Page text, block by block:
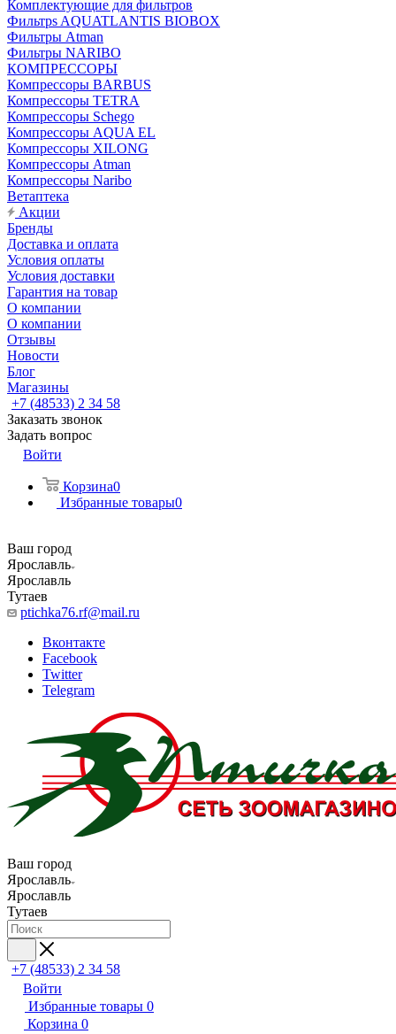
Комплектующие для фильтров
Фильтрs AQUATLANTIS BIOBOX
Фильтры Atman
Фильтры NARIBO
КОМПРЕССОРЫ
Компрессоры BARBUS
Компрессоры TETRA
Компрессоры Schego
Компрессоры AQUA EL
Компрессоры XILONG
Компрессоры Atman
Компрессоры Naribo
Ветаптека
Акции
Бренды
Доставка и оплата
Условия оплаты
Условия доставки
Гарантия на товар
О компании
О компании
Отзывы
Новости
Блог
Магазины
+7 (48533) 2 34 58
Заказать звонок
Задать вопрос
Войти
Корзина0
Избранные товары0
Ваш город
Ярославль
Ярославль
Тутаев
ptichka76.rf@mail.ru
Вконтакте
Facebook
Twitter
Telegram
Ваш город
Ярославль
Ярославль
Тутаев
+7 (48533) 2 34 58
Войти
Избранные товары 0
Корзина 0